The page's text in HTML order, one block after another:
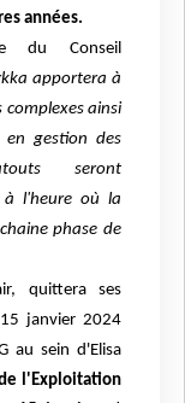
années.
du Conseil
apportera à
complexes ainsi
en gestion des
seront
à l'heure où la
phase de
quittera ses
janvier 2024
au sein d'Elisa
l'Exploitation